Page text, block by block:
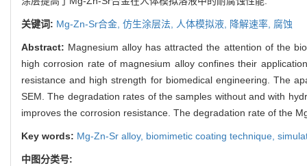
关键词: Mg-Zn-Sr合金, 仿生涂层法, 人体模拟液, 降解速率, 腐蚀
Abstract: Magnesium alloy has attracted the attention of the
high corrosion rate of magnesium alloy confines their
resistance and high strength for biomedical engineering. The
SEM. The degradation rates of the samples without and with
improves the corrosion resistance. The degradation rate of the
Key words: Mg-Zn-Sr alloy, biomimetic coating technique,
中图分类号: